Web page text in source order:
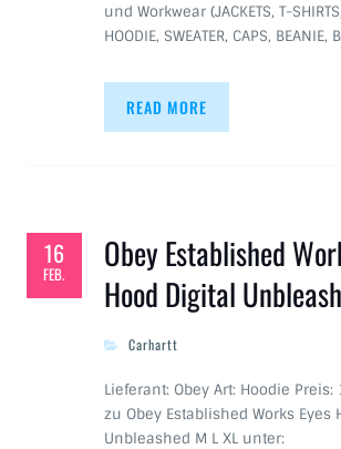
und Workwear (JACKETS, T-
HOODIE, SWEATER, CAPS, BEANIE,
READ MORE
16
FEB.
Obey Established
Hood Digital
Carhartt
Lieferant: Obey Art: Hoodie
zu Obey Established Works Eyes
Unbleashed M L XL unter: